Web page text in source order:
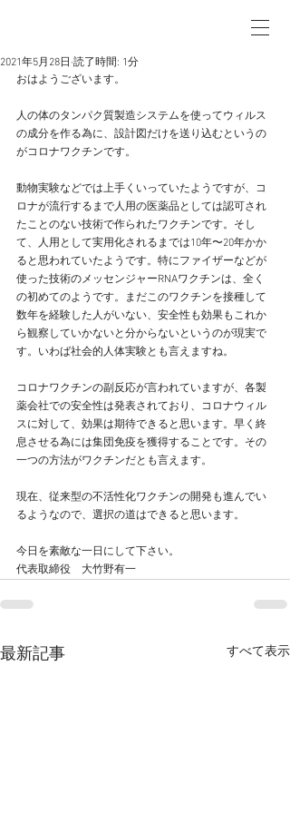
2021年5月28日 読了時間: 1分
おはようございます。
人の体のタンパク質製造システムを使ってウィルス
の成分を作る為に、設計図だけを送り込むというの
がコロナワクチンです。
動物実験などでは上手くいっていたようですが、コ
ロナが流行するまで人用の医薬品としては認可され
たことのない技術で作られたワクチンです。そし
て、人用として実用化されるまでは10年〜20年かか
ると思われていたようです。特にファイザーなどが
使った技術のメッセンジャーRNAワクチンは、全く
の初めてのようです。まだこのワクチンを接種して
数年を経験した人がいない、安全性も効果もこれか
ら観察していかないと分からないというのが現実で
す。いわば社会的人体実験とも言えますね。
コロナワクチンの副反応が言われていますが、各製
薬会社での安全性は発表されており、コロナウィル
スに対して、効果は期待できると思います。早く終
息させる為には集団免疫を獲得することです。その
一つの方法がワクチンだとも言えます。
現在、従来型の不活性化ワクチンの開発も進んでい
るようなので、選択の道はできると思います。
今日を素敵な一日にして下さい。
代表取締役　大竹野有一
最新記事 すべて表示